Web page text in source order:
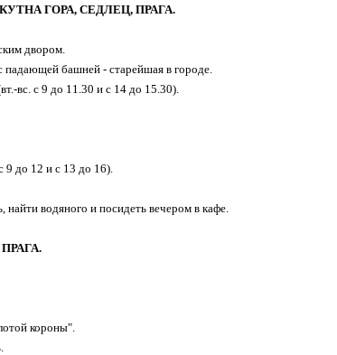
КУТНА ГОРА, СЕДЛЕЦ, ПРАГА.
двором.
падающей башней - старейшая в городе.
вс. с 9 до 11.30 и с 14 до 15.30).
9 до 12 и с 13 до 16).
найти водяного и посидеть вечером в кафе.
ПРАГА.
короны".